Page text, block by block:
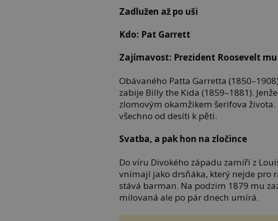
Zadlužen až po uši
Kdo: Pat Garrett
Zajímavost: Prezident Roosevelt
Obávaného Patta Garretta
zabije Billy the Kida (1859–1881).
zlomovým okamžikem šerifova
všechno od desíti k pěti.
Svatba, a pak hon na zločince
Do víru Divokého západu zamíří z
vnímají jako drsňáka, který nejde pro
stává barman. Na podzim 1879 mu
milovaná ale po pár dnech umírá.